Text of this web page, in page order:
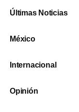
Últimas Noticias
México
Internacional
Opinión